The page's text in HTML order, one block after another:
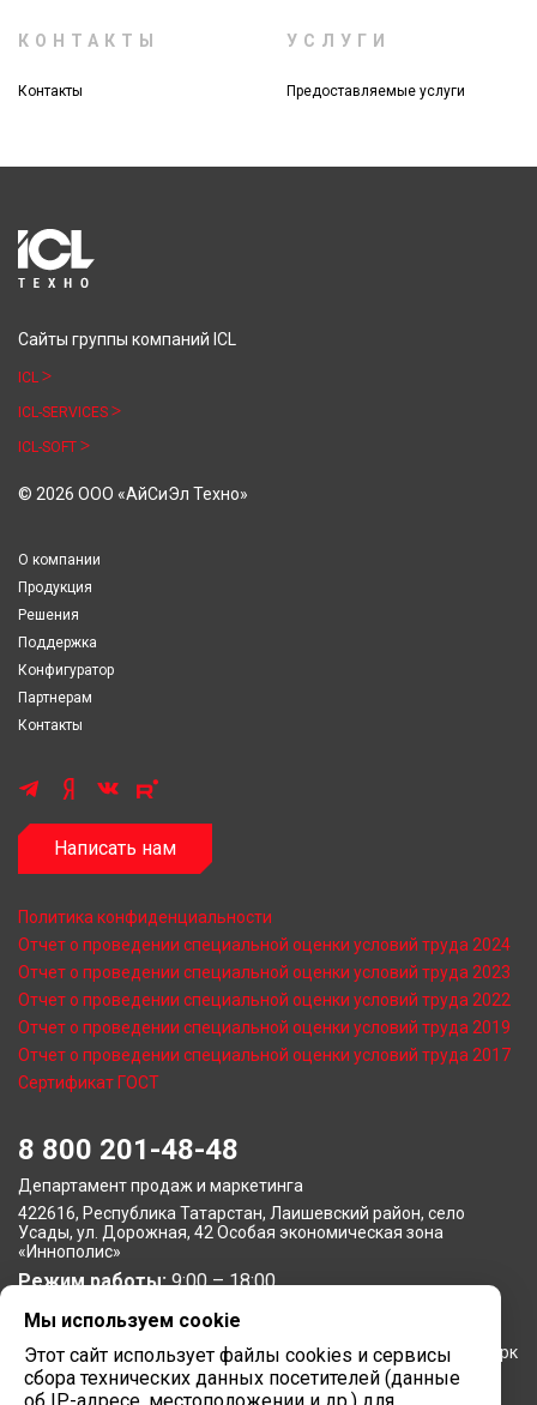
КОНТАКТЫ
Контакты
УСЛУГИ
Предоставляемые услуги
Сайты группы компаний ICL
ICL
ICL-SERVICES
ICL-SOFT
© 2026 ООО «АйСиЭл Техно»
О компании
Продукция
Решения
Поддержка
Конфигуратор
Партнерам
Контакты
Написать нам
Политика конфиденциальности
Отчет о проведении специальной оценки условий труда 2024
Отчет о проведении специальной оценки условий труда 2023
Отчет о проведении специальной оценки условий труда 2022
Отчет о проведении специальной оценки условий труда 2019
Отчет о проведении специальной оценки условий труда 2017
Сертификат ГОСТ
8 800 201-48-48
Департамент продаж и маркетинга
422616, Республика Татарстан, Лаишевский район, село
Усады, ул. Дорожная, 42 Особая экономическая зона
«Иннополис»
Режим работы:9:00 – 18:00
Московское представительство
105064, г. Москва, Нижний Сусальный переулок, 5, бизнес-парк
«Арма»
Мы используем cookie
Этот сайт использует файлы cookies и сервисы
сбора технических данных посетителей (данные